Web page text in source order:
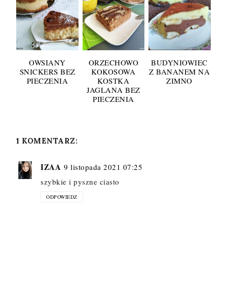
OWSIANY
SNICKERS BEZ
PIECZENIA
ORZECHOWO
KOKOSOWA
KOSTKA
JAGLANA BEZ
PIECZENIA
BUDYNIOWIEC
Z BANANEM NA
ZIMNO
1 KOMENTARZ:
IZAA 9 listopada 2021 07:25
szybkie i pyszne ciasto
ODPOWIEDZ